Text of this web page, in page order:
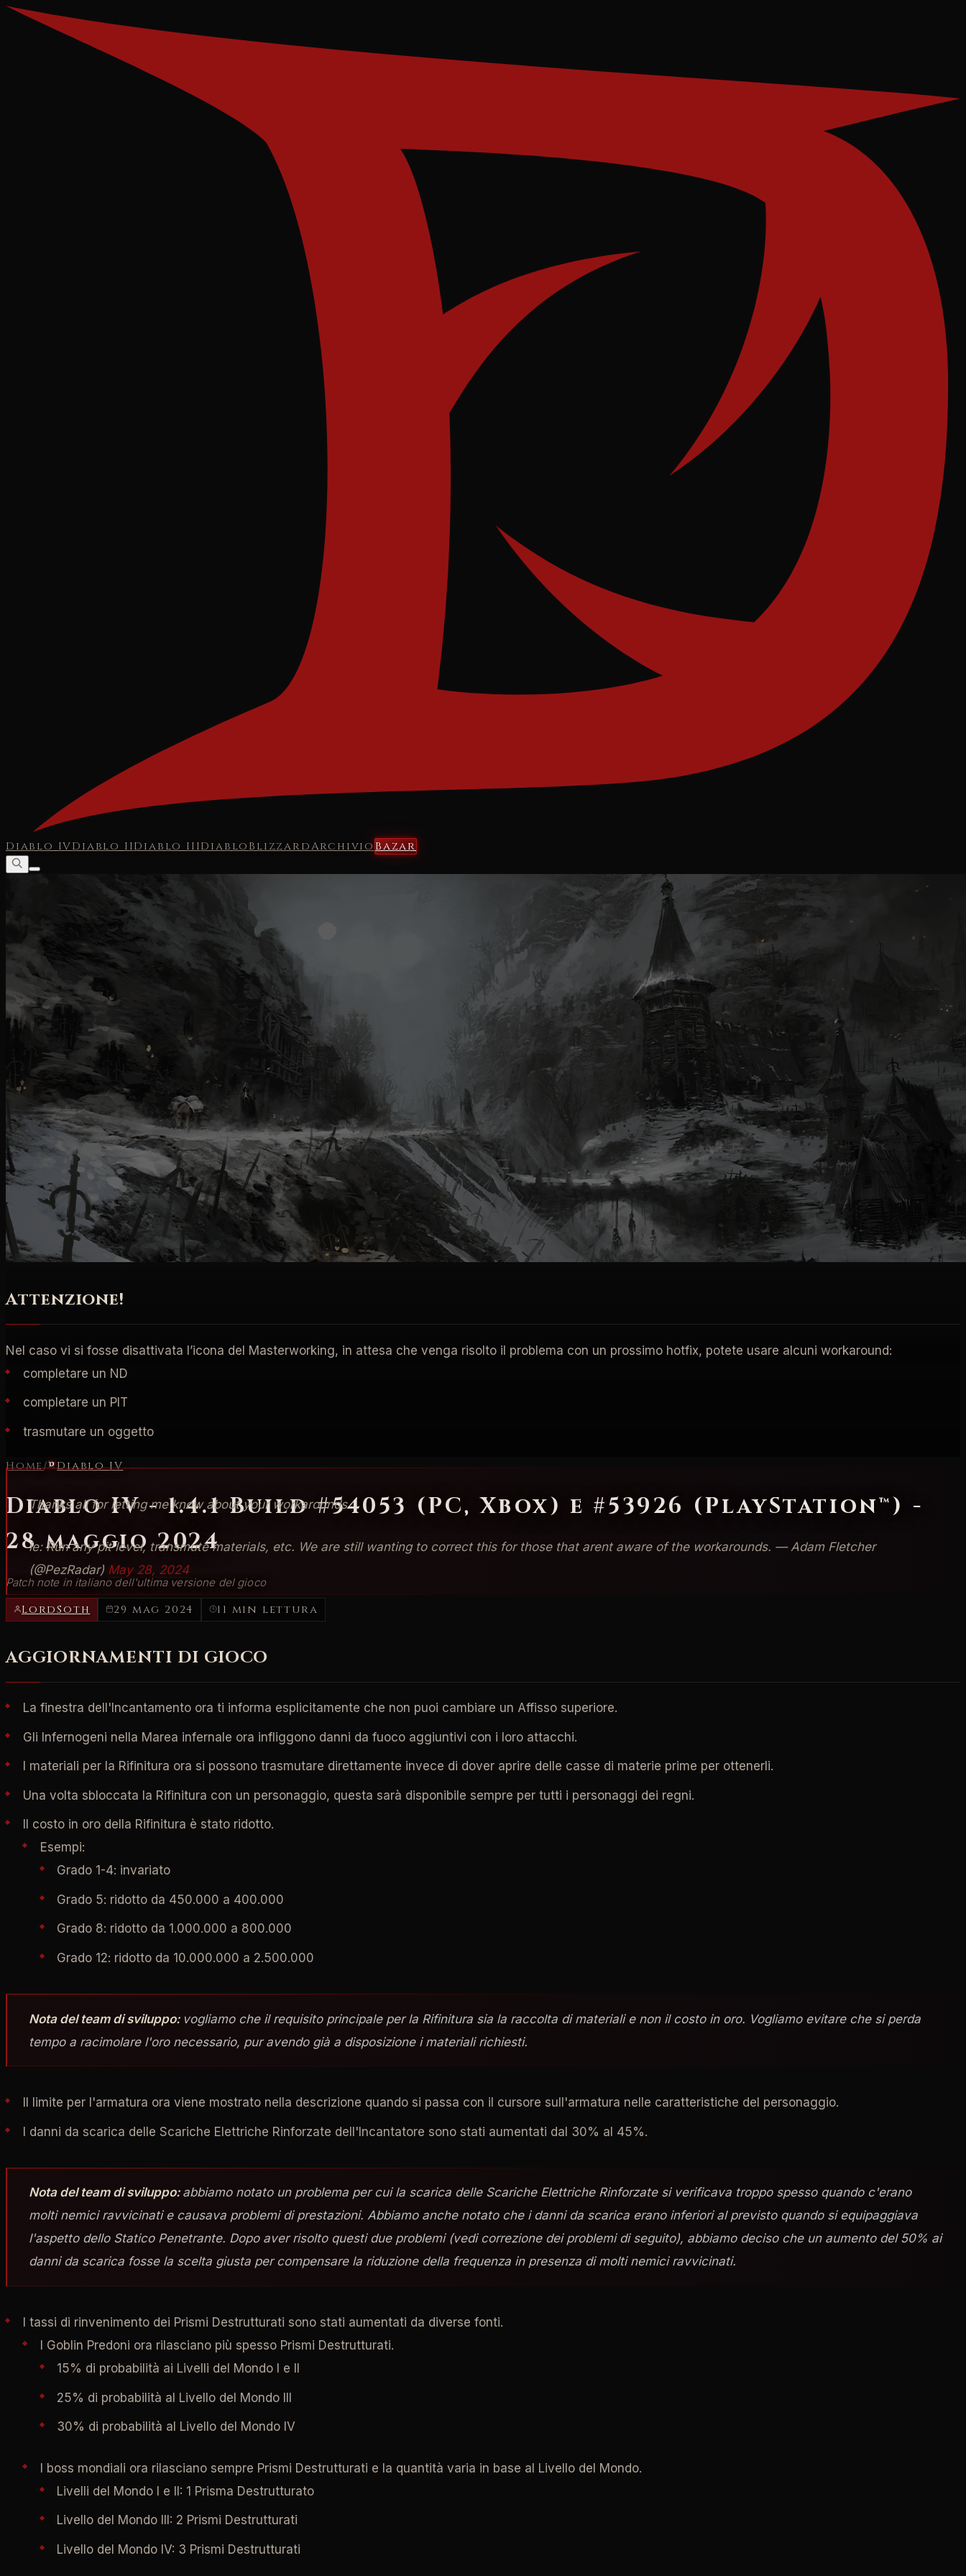
Diablo IVDiablo IIDiablo IIIDiabloBlizzardArchivioBazar
Home/ Diablo IV
Diablo IV - 1.4.1 Build #54053 (PC, Xbox) e #53926 (PlayStation™) -
28 maggio 2024
Patch note in italiano dell'ultima versione del gioco
LordSoth 29 mag 2024 11 min lettura
patch note
Attenzione!
Nel caso vi si fosse disattivata l’icona del Masterworking, in attesa che venga risolto il problema con un prossimo hotfix, potete usare alcuni workaround:
completare un ND
completare un PIT
trasmutare un oggetto
Thanks all for letting me know about your workarounds
ie: Run any pit level, transmute materials, etc. We are still wanting to correct this for those that arent aware of the workarounds. — Adam Fletcher
(@PezRadar) May 28, 2024
AGGIORNAMENTI DI GIOCO
La finestra dell'Incantamento ora ti informa esplicitamente che non puoi cambiare un Affisso superiore.
Gli Infernogeni nella Marea infernale ora infliggono danni da fuoco aggiuntivi con i loro attacchi.
I materiali per la Rifinitura ora si possono trasmutare direttamente invece di dover aprire delle casse di materie prime per ottenerli.
Una volta sbloccata la Rifinitura con un personaggio, questa sarà disponibile sempre per tutti i personaggi dei regni.
Il costo in oro della Rifinitura è stato ridotto.
Esempi:
Grado 1-4: invariato
Grado 5: ridotto da 450.000 a 400.000
Grado 8: ridotto da 1.000.000 a 800.000
Grado 12: ridotto da 10.000.000 a 2.500.000
Nota del team di sviluppo: vogliamo che il requisito principale per la Rifinitura sia la raccolta di materiali e non il costo in oro. Vogliamo evitare che si perda
tempo a racimolare l'oro necessario, pur avendo già a disposizione i materiali richiesti.
Il limite per l'armatura ora viene mostrato nella descrizione quando si passa con il cursore sull'armatura nelle caratteristiche del personaggio.
I danni da scarica delle Scariche Elettriche Rinforzate dell'Incantatore sono stati aumentati dal 30% al 45%.
Nota del team di sviluppo: abbiamo notato un problema per cui la scarica delle Scariche Elettriche Rinforzate si verificava troppo spesso quando c'erano
molti nemici ravvicinati e causava problemi di prestazioni. Abbiamo anche notato che i danni da scarica erano inferiori al previsto quando si equipaggiava
l'aspetto dello Statico Penetrante. Dopo aver risolto questi due problemi (vedi correzione dei problemi di seguito), abbiamo deciso che un aumento del 50% ai
danni da scarica fosse la scelta giusta per compensare la riduzione della frequenza in presenza di molti nemici ravvicinati.
I tassi di rinvenimento dei Prismi Destrutturati sono stati aumentati da diverse fonti.
I Goblin Predoni ora rilasciano più spesso Prismi Destrutturati.
15% di probabilità ai Livelli del Mondo I e II
25% di probabilità al Livello del Mondo III
30% di probabilità al Livello del Mondo IV
I boss mondiali ora rilasciano sempre Prismi Destrutturati e la quantità varia in base al Livello del Mondo.
Livelli del Mondo I e II: 1 Prisma Destrutturato
Livello del Mondo III: 2 Prismi Destrutturati
Livello del Mondo IV: 3 Prismi Destrutturati